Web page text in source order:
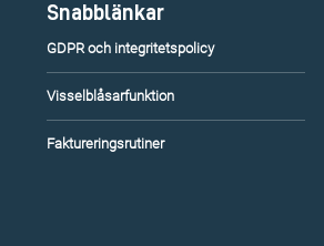
Snabblänkar
GDPR och integritetspolicy
Visselblåsarfunktion
Faktureringsrutiner